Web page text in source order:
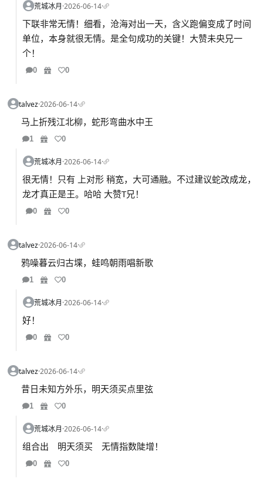
荒城冰月·2026-06-14·
下联非常无情！细看，沧海对出一天，含义跑偏变成了时间
单位，本身就很无情。是全句成功的关键！大赞未央兄一
个！
0 0
talvez·2026-06-14·
马上折残江北柳，蛇形弯曲水中王
1 0
荒城冰月·2026-06-14·
很无情！只有 上对形 稍宽，大可通融。不过建议蛇改成龙，
龙才真正是王。哈哈 大赞T兄！
0 0
talvez·2026-06-14·
鸦噪暮云归古堞，蛙鸣朝雨唱新歌
1 0
荒城冰月·2026-06-14·
好！
0 0
talvez·2026-06-14·
昔日未知方外乐，明天须买点里弦
1 0
荒城冰月·2026-06-14·
组合出 明天须买 无情指数陡增！
0 0